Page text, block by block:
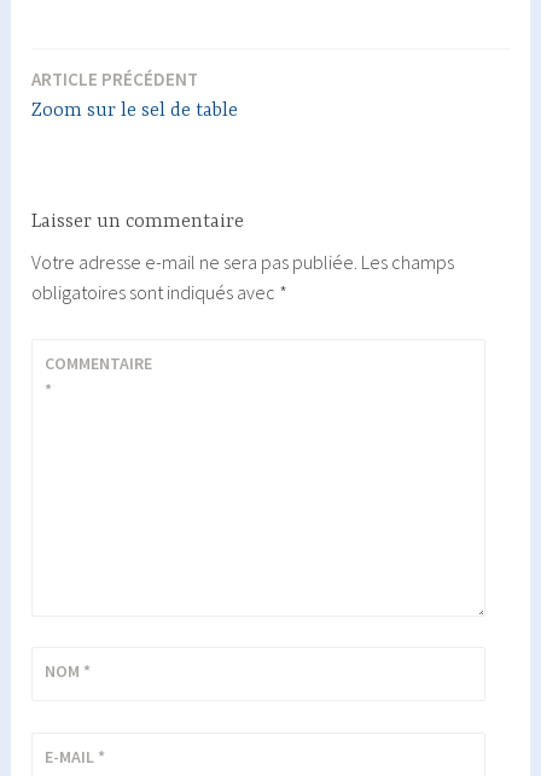
Navigation
ARTICLE PRÉCÉDENT
Zoom sur le sel de table
Laisser un commentaire
Votre adresse e-mail ne sera pas publiée. Les champs
obligatoires sont indiqués avec *
COMMENTAIRE
*
NOM *
E-MAIL *